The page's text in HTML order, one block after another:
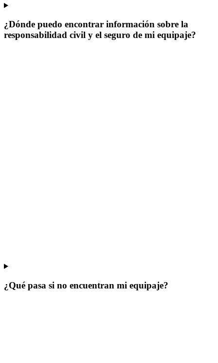
¿Dónde puedo encontrar información sobre la
responsabilidad civil y el seguro de mi equipaje?
¿Qué pasa si no encuentran mi equipaje?